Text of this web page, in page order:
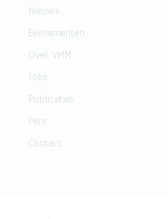
Nieuws
Evenementen
Over VMM
Jobs
Publicaties
Pers
Contact